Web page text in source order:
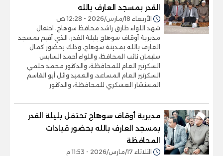
القدر بمسجد العارف بالله
الأربعاء 18/مارس/2026 - 12:28 ص
شهد اللواء طارق راشد محافظ سوهاج، احتفال
مديرية أوقاف سوهاج بليلة القدر، الذي أقيم بمسجد
العارف بالله بمدينة سوهاج، وذلك بحضور كمال
سليمان نائب المحافظ، واللواء أحمد السايس
السكرتير العام للمحافظة، والدكتور محمد حلمي
السكرتير العام المساعد، والعميد وائل أبو القاسم
المستشار العسكري للمحافظة، والدكتور
مديرية أوقاف سوهاج تحتفل بليلة القدر
بمسجد العارف بالله بحضور قيادات
المحافظة
الثلاثاء 17/مارس/2026 - 11:53 م